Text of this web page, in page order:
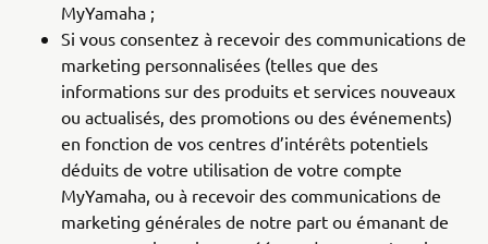
MyYamaha ;
Si vous consentez à recevoir des communications de
marketing personnalisées (telles que des
informations sur des produits et services nouveaux
ou actualisés, des promotions ou des événements)
en fonction de vos centres d’intérêts potentiels
déduits de votre utilisation de votre compte
MyYamaha, ou à recevoir des communications de
marketing générales de notre part ou émanant de